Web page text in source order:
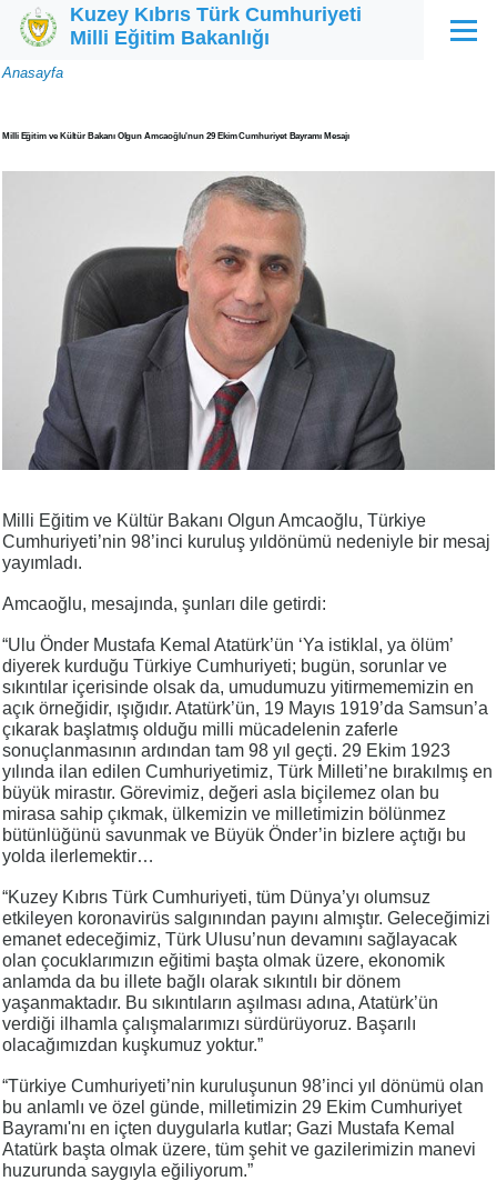
Ana içeriğe atla
Kuzey Kıbrıs Türk Cumhuriyeti
Milli Eğitim Bakanlığı
Menü
Sayfa
Anasayfa
Milli Eğitim ve Kültür Bakanı Olgun Amcaoğlu'nun 29 Ekim Cumhuriyet Bayramı Mesajı
Milli Eğitim ve Kültür Bakanı Olgun Amcaoğlu, Türkiye
Cumhuriyeti’nin 98’inci kuruluş yıldönümü nedeniyle bir mesaj
yayımladı.
Amcaoğlu, mesajında, şunları dile getirdi:
“Ulu Önder Mustafa Kemal Atatürk’ün ‘Ya istiklal, ya ölüm’
diyerek kurduğu Türkiye Cumhuriyeti; bugün, sorunlar ve
sıkıntılar içerisinde olsak da, umudumuzu yitirmememizin en
açık örneğidir, ışığıdır. Atatürk’ün, 19 Mayıs 1919’da Samsun’a
çıkarak başlatmış olduğu milli mücadelenin zaferle
sonuçlanmasının ardından tam 98 yıl geçti. 29 Ekim 1923
yılında ilan edilen Cumhuriyetimiz, Türk Milleti’ne bırakılmış en
büyük mirastır. Görevimiz, değeri asla biçilemez olan bu
mirasa sahip çıkmak, ülkemizin ve milletimizin bölünmez
bütünlüğünü savunmak ve Büyük Önder’in bizlere açtığı bu
yolda ilerlemektir…
“Kuzey Kıbrıs Türk Cumhuriyeti, tüm Dünya’yı olumsuz
etkileyen koronavirüs salgınından payını almıştır. Geleceğimizi
emanet edeceğimiz, Türk Ulusu’nun devamını sağlayacak
olan çocuklarımızın eğitimi başta olmak üzere, ekonomik
anlamda da bu illete bağlı olarak sıkıntılı bir dönem
yaşanmaktadır. Bu sıkıntıların aşılması adına, Atatürk’ün
verdiği ilhamla çalışmalarımızı sürdürüyoruz. Başarılı
olacağımızdan kuşkumuz yoktur.”
“Türkiye Cumhuriyeti’nin kuruluşunun 98’inci yıl dönümü olan
bu anlamlı ve özel günde, milletimizin 29 Ekim Cumhuriyet
Bayramı'nı en içten duygularla kutlar; Gazi Mustafa Kemal
Atatürk başta olmak üzere, tüm şehit ve gazilerimizin manevi
huzurunda saygıyla eğiliyorum.”